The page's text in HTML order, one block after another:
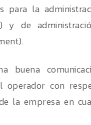
para la
y de
buena
operador con
la empresa en